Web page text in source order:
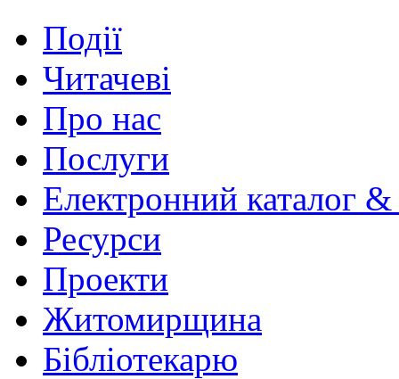
Події
Читачеві
Про нас
Послуги
Електронний каталог
Ресурси
Проекти
Житомирщина
Бібліотекарю